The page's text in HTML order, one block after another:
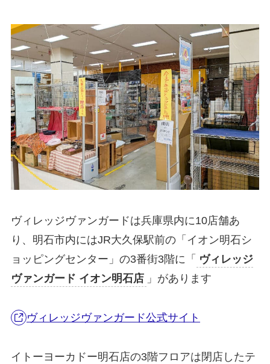
ヴィレッジヴァンガードは兵庫県内に10店舗あ
り、明石市内にはJR大久保駅前の「イオン明石シ
ョッピングセンター」の3番街3階に「 ヴィレッジ
ヴァンガード イオン明石店 」があります
ヴィレッジヴァンガード公式サイト
イトーヨーカドー明石店の3階フロアは閉店したテ